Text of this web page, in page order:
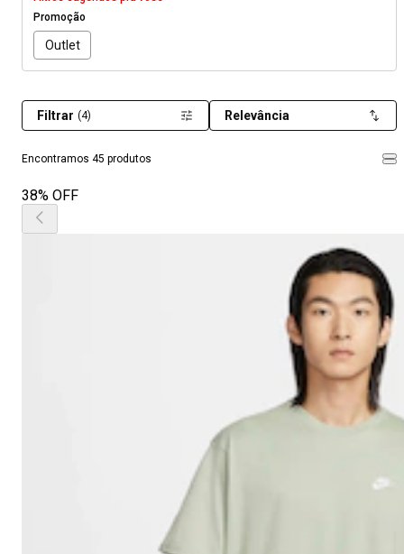
Promoção
Outlet
Encontramos 45 produtos
Filtrar (4) Relevância
38% OFF